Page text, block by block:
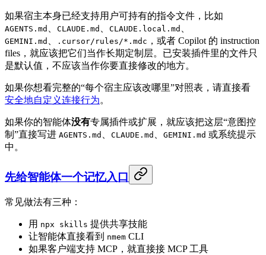
如果宿主本身已经支持用户可持有的指令文件，比如
AGENTS.md CLAUDE.md CLAUDE.local.md
GEMINI.md .cursor/rules/*.mdc ，或者 Copilot 的 instruction
files，就应该把它们当作长期定制层。已安装插件里的文件只
是默认值，不应该当作你要直接修改的地方。
如果你想看完整的“每个宿主应该改哪里”对照表，请直接看
安全地自定义连接行为。
如果你的智能体没有专属插件或扩展，就应该把这层“意图控
制”直接写进 AGENTS.md CLAUDE.md GEMINI.md 或系统提示
中。
先给智能体一个记忆入口
常见做法有三种：
用 npx skills 提供共享技能
让智能体直接看到 nmem CLI
如果客户端支持 MCP，就直接接 MCP 工具